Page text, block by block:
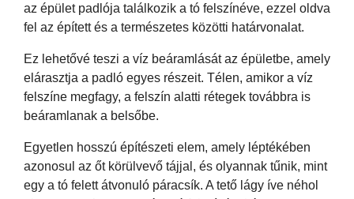
az épület padlója találkozik a tó felszínéve, ezzel oldva
fel az épített és a természetes közötti határvonalat.
Ez lehetővé teszi a víz beáramlását az épületbe, amely
elárasztja a padló egyes részeit. Télen, amikor a víz
felszíne megfagy, a felszín alatti rétegek továbbra is
beáramlanak a belsőbe.
Egyetlen hosszú építészeti elem, amely léptékében
azonosul az őt körülvevő tájjal, és olyannak tűnik, mint
egy a tó felett átvonuló páracsík. A tető lágy íve néhol